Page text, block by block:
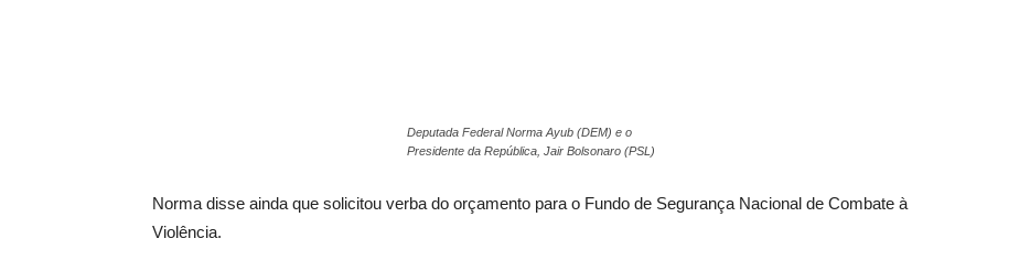
Deputada Federal Norma Ayub (DEM) e o
Presidente da República, Jair Bolsonaro (PSL)
Norma disse ainda que solicitou verba do orçamento para o Fundo de Segurança Nacional de Combate à
Violência.